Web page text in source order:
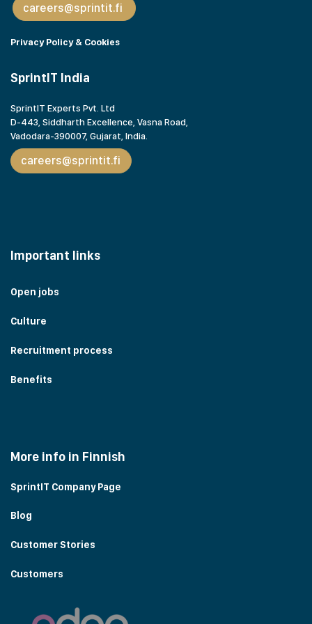
careers@sprintit.fi
Privacy Policy & Cookies
SprintIT India
SprintIT Experts Pvt. Ltd
D-443, Siddharth Excellence, Vasna Road,
Vadodara-390007, Gujarat, India.
careers@sprintit.fi
Important links
Open jobs
Culture
Recruitment process
Benefits
More info in Finnish
SprintIT Company Page
Blog
Customer Stories
Customers